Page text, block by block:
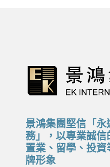
景鴻集團堅信「
務」，以專業誠
置業、留學、投
牌形象